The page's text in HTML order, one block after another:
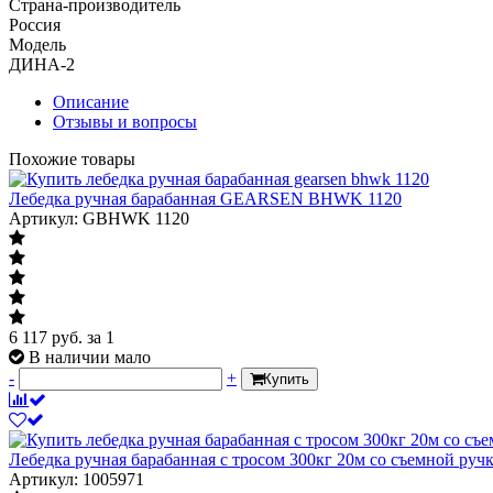
Страна-производитель
Россия
Модель
ДИНА-2
Описание
Отзывы и вопросы
Похожие товары
Лебедка ручная барабанная GEARSEN BHWK 1120
Артикул: GBHWK 1120
6 117 руб. за 1
В наличии мало
-
+ Купить
Лебедка ручная барабанная с тросом 300кг 20м со съемной
Артикул: 1005971